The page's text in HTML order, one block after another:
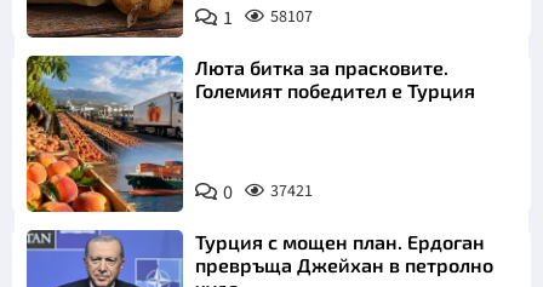
Пиксабей
1 58107
Люта битка за прасковите.
Големият победител е Турция
0 37421
Турция с мощен план. Ердоган
превръща Джейхан в петролно